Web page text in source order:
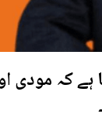
ہے کہ مودی